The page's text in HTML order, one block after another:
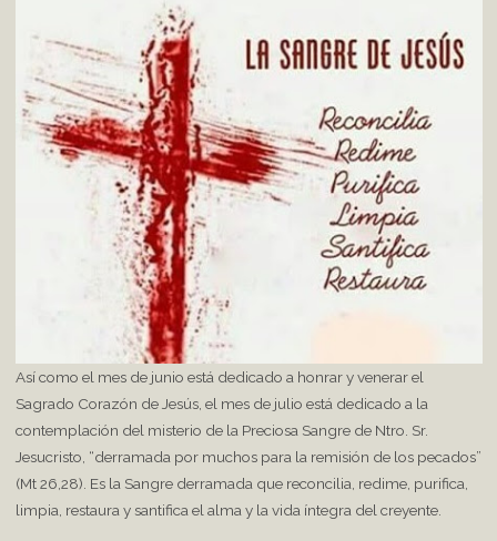
Así como el mes de junio está dedicado a honrar y venerar el
Sagrado Corazón de Jesús, el mes de julio está dedicado a la
contemplación del misterio de la Preciosa Sangre de Ntro. Sr.
Jesucristo, “derramada por muchos para la remisión de los pecados”
(Mt 26,28). Es la Sangre derramada que reconcilia, redime, purifica,
limpia, restaura y santifica el alma y la vida íntegra del creyente.